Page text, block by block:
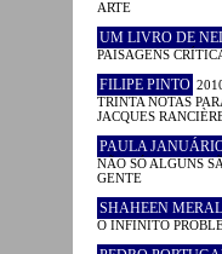
ARTE
UM LIVRO DE
PAISAGENS
FILIPE PINTO
TRINTA NOTAS
JACQUES
PAULA
NÃO SÓ ALGUNS
GENTE
SHAHEEN
O INFINITO